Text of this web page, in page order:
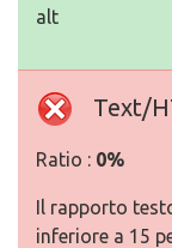
alt
Text/
Ratio : 0%
Il rapporto
inferiore a 15